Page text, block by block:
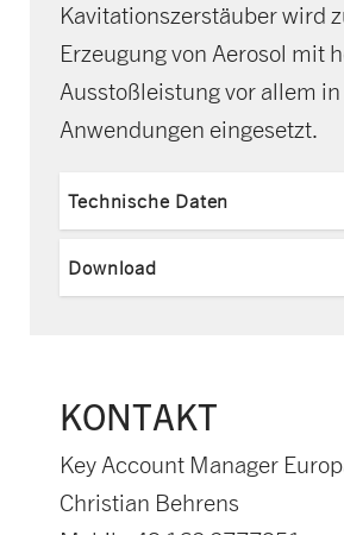
Kavitationszerstäuber wird
Erzeugung von Aerosol mit
Ausstoßleistung vor allem
Anwendungen eingesetzt.
Technische Daten
Download
KONTAKT
Key Account Manager
Christian Behrens